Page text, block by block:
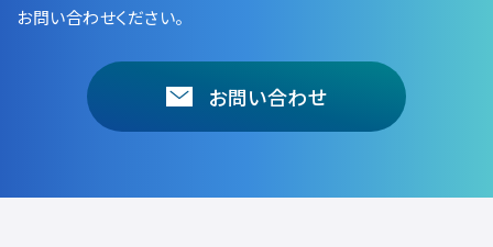
お問い合わせください。
お問い合わせ